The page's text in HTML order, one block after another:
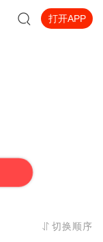
打开APP
切换顺序